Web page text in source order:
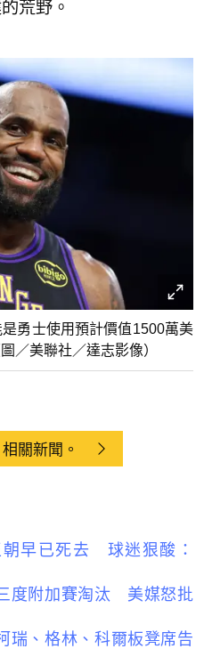
荒野。
勇士使用預計價值1500萬美
／美聯社／達志影像）
關新聞。
早已死去 球迷狠酸：
度附加賽淘汰 美媒怒批
瑞、格林、科爾板凳席告